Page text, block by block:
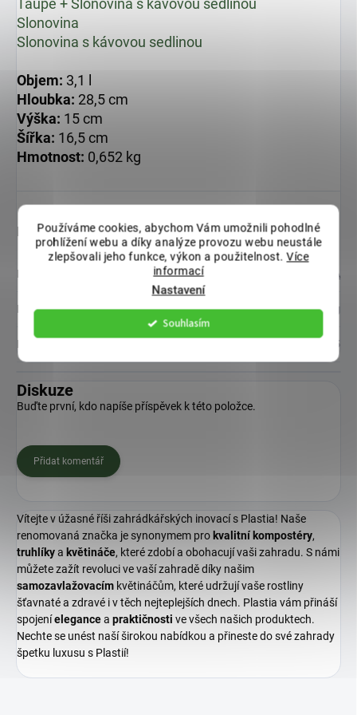
Používáme cookies, abychom Vám umožnili pohodlné
prohlížení webu a díky analýze provozu webu neustále
zlepšovali jeho funkce, výkon a použitelnost.Více
informací
Nastavení
Souhlasím
Taupe + Slonovina s kávovou sedlinou
Slonovina
Slonovina s kávovou sedlinou
Objem: 3,1 l
Hloubka: 28,5 cm
Výška: 15 cm
Šířka: 16,5 cm
Hmotnost: 0,652 kg
Doplňkové parametry
Kategorie Nádoba na bioodpad PLASTIA
Hmotnost: 0.652 kg
EAN 8590415019565
Diskuze
Buďte první, kdo napíše příspěvek k této položce.
Přidat komentář
Vítejte v úžasné říši zahrádkářských inovací s Plastia! Naše
renomovaná značka je synonymem pro kvalitníkompostéry,
truhlíkya květináče, které zdobí a obohacují vaši zahradu. S námi
můžete zažít revoluci ve vaší zahradě díky našim
samozavlažovacím květináčům, které udržují vaše rostliny
šťavnaté a zdravé i v těch nejteplejších dnech. Plastia vám přináší
spojeníelegancea praktičnosti ve všech našich produktech.
Nechte se unést naší širokou nabídkou a přineste do své zahrady
špetku luxusu s Plastií!